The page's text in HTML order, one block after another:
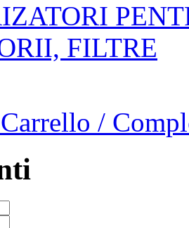
FILTRE
/